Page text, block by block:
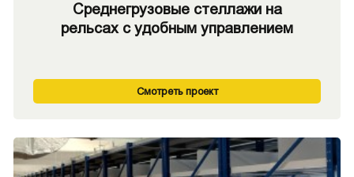
Среднегрузовые стеллажи на
рельсах с удобным управлением
Смотреть проект